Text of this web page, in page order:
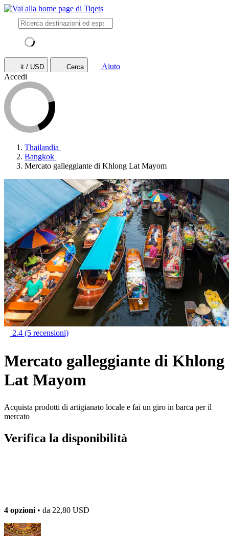
it / USD Cerca
Aiuto
Accedi
Thailandia
Bangkok
Mercato galleggiante di Khlong Lat Mayom
2.4 (5 recensioni)
Mercato galleggiante di Khlong
Lat Mayom
Acquista prodotti di artigianato locale e fai un giro in barca per il
mercato
Verifica la disponibilità
4 opzioni • da 22,80 USD